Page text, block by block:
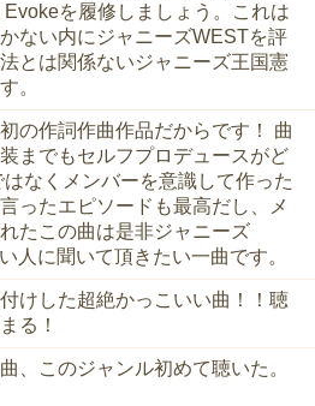
を履修しましょう。これは
ない内にジャニーズWESTを評
とは関係ないジャニーズ王国憲
。
の作詞作曲作品だからです！ 曲
までもセルフプロデュースがど
なくメンバーを意識して作った
ったエピソードも最高だし、メ
たこの曲は是非ジャニーズ
人に聞いて頂きたい一曲です。
けした超絶かっこいい曲！！聴
る！
、このジャンル初めて聴いた。